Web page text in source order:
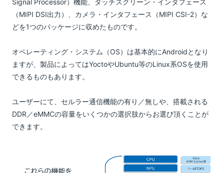
（MIPI DSI出力）、カメラ・インタフェース（MIPI CSI-2）な
どを1つのパッケージに収めたものです。
オペレーティング・システム（OS）は基本的にAndroidとなり
ますが、製品によってはYoctoやUbuntu等のLinux系OSを使用
できるものもあります。
ユーザーにて、セルラー通信機能の有り／無しや、搭載される
DDR／eMMCの容量をいくつかの選択肢からお選び頂くことが
できます。